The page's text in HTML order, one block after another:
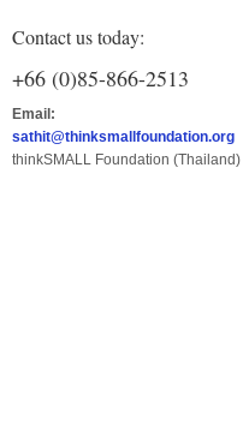
Contact us today:
+66 (0)85-866-2513
Email:
sathit@thinksmallfoundation.org
thinkSMALL Foundation (Thailand)